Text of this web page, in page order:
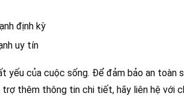
định kỳ
uy tín
yếu của cuộc sống. Để đảm bảo an toàn
thêm thông tin chi tiết, hãy liên hệ với